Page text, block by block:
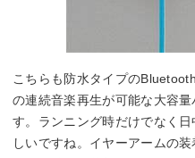
こちらも防水タイプの
の連続音楽再生が可能な大容
す。ランニング時だけでなく
しいですね。イヤーアームの